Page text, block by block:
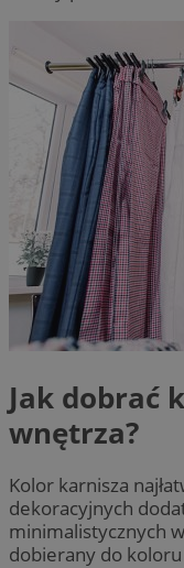
Jak dobrać
wnętrza?
Kolor karnisza
dekoracyjnych
minimalistycznych
dobierany do